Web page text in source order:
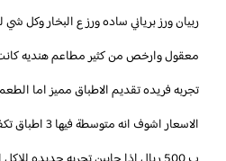
ربيان ورز برياني ساده ورز ع البخار وكل
معقول وارخص من كثير مطاعم هنديه كانت فاتورتنا ٣٢٠
تجربه فريده تقديم الاطباق مميز اما
الاسعار اشوف انه متوسطة فيها 3 اطباق تكفي شخصين